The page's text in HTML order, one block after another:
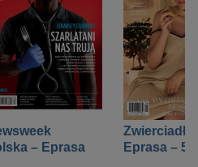
– Eprasa
Zwierciadło
Eprasa – 5/